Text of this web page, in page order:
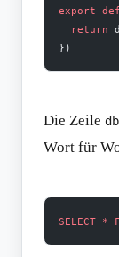
export
  return
})
Die Zeile
Wort für
SELECT *